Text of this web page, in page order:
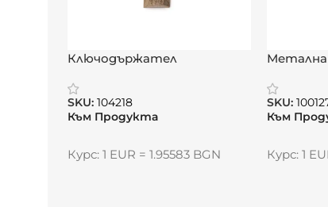
Ключодържател
линия с характер
SKU: 104218
Към Продукта
Курс: 1 EUR = 1.95583 BGN
Метална
SKU:
Към
Курс: 1